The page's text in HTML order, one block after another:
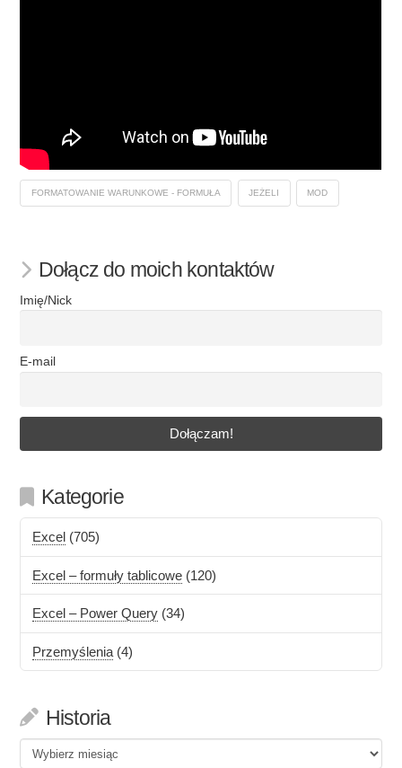
FORMATOWANIE WARUNKOWE - FORMUŁA JEŻELI MOD
Dołącz do moich kontaktów
Imię/Nick
E-mail
Kategorie
Excel (705)
Excel – formuły tablicowe (120)
Excel – Power Query (34)
Przemyślenia (4)
Historia
Historia